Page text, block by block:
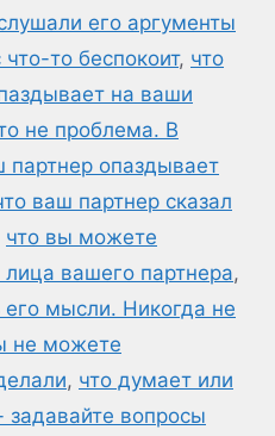
его аргументы
что-то беспокоит, что
на ваши
не проблема. В
партнер опаздывает
ваш партнер сказал
что вы можете
вашего партнера,
мысли. Никогда не
не можете
, что думает или
задавайте вопросы